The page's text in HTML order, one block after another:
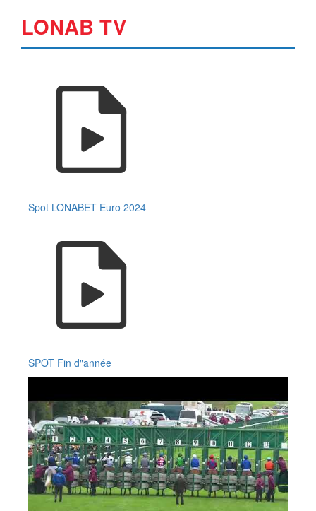
LONAB TV
Spot LONABET Euro 2024
SPOT Fin d"année